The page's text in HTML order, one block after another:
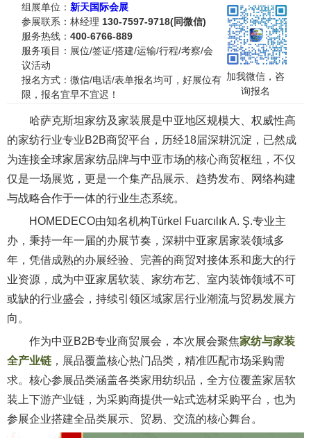
组展单位： 新天国际会展
参展联系：林经理 130-7597-9718(同微信)
服务热线：400-6766-889
服务项目：展位/签证/搭建/运输/行程/考察/会
议活动
报名方式：微信/电话/表单报名均可，好展位有
限，报名宜早不宜迟！
加我微信，咨
询报名
哈萨克斯坦家纺及家装展是中亚地区规模大、权威性高
的家纺行业专业B2B商贸平台，历经18届深耕沉淀，已然成
为连接全球家居家纺品牌与中亚市场的核心商贸枢纽，不仅
仅是一场展览，更是一个集产品展示、趋势发布、网络构建
与战略合作于一体的行业生态系统。
HOMEDECO由知名机构Türkel Fuarcılık A. Ş.专业主
办，秉持一年一届的办展节奏，深耕中亚家居家装领域多
年，凭借成熟的办展经验、完善的商贸对接体系和庞大的行
业资源，成为中亚家居软装、家纺布艺、室内装饰领域不可
或缺的行业盛会，持续引领区域家居行业潮流与贸易发展方
向。
作为中亚B2B专业商贸展会，本次展会聚焦家纺与家装
全产业链 ，展品覆盖核心热门品类，精准匹配市场采购需
求。核心参展品类涵盖各类家用纺织品，全方位覆盖家居软
装上下游产业链，为采购商提供一站式选材采购平台，也为
参展企业搭建全品类展示、贸易、交流的核心舞台。